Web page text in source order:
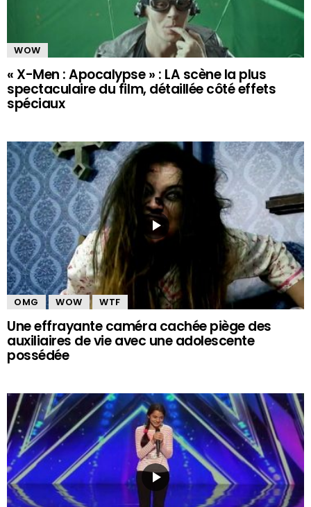
WOW
« X-Men : Apocalypse » : LA scène la plus
spectaculaire du film, détaillée côté effets
spéciaux
OMG WOW WTF
Une effrayante caméra cachée piège des
auxiliaires de vie avec une adolescente
possédée